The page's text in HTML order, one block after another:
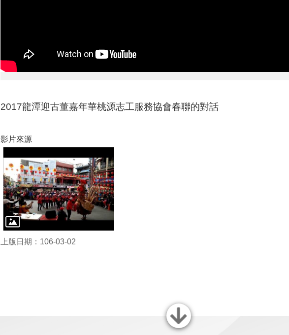
2017龍潭迎古董嘉年華桃源志工服務協會春聯的對話
影片來源
上版日期：106-03-02
關閉